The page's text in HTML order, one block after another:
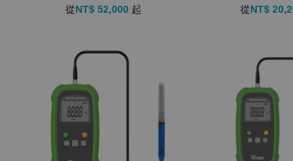
從NT$ 52,000 起
從NT$